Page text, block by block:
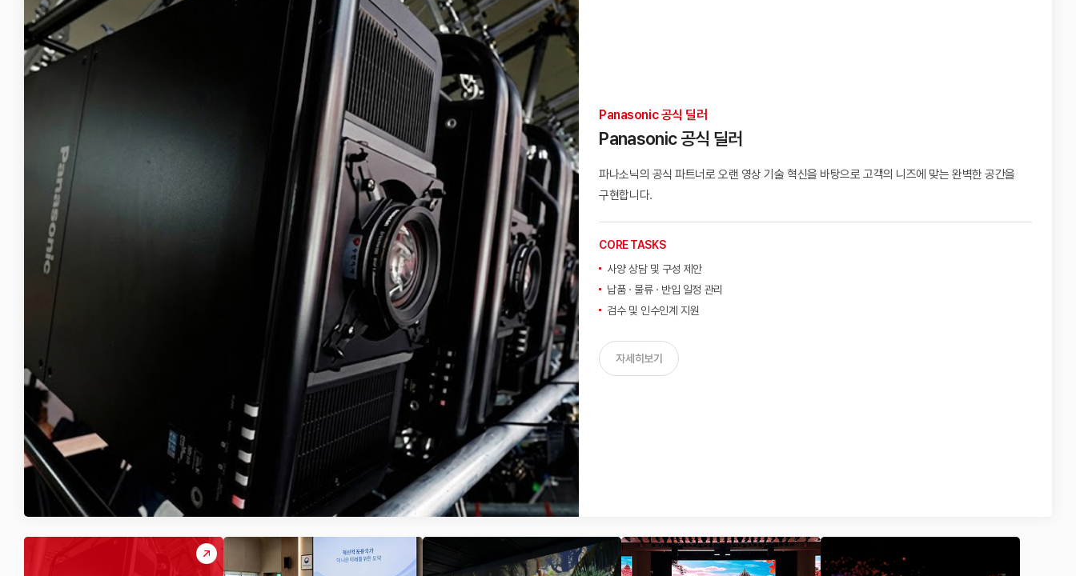
Panasonic 공식 딜러
Panasonic 공식 딜러
파나소닉의 공식 파트너로 오랜 영상 기술 혁신을 바탕으로 고객의 니즈에 맞는 완벽한 공간을
구현합니다.
CORE TASKS
사양 상담 및 구성 제안
납품 · 물류 · 반입 일정 관리
검수 및 인수인계 지원
자세히보기